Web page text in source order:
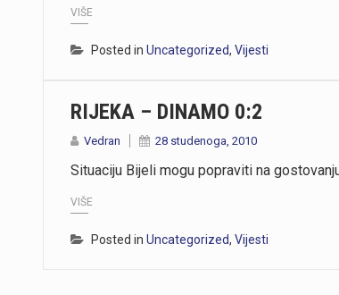
VIŠE
Posted in Uncategorized, Vijesti
RIJEKA – DINAMO 0:2
Vedran 28 studenoga, 2010
Situaciju Bijeli mogu popraviti na
VIŠE
Posted in Uncategorized, Vijesti